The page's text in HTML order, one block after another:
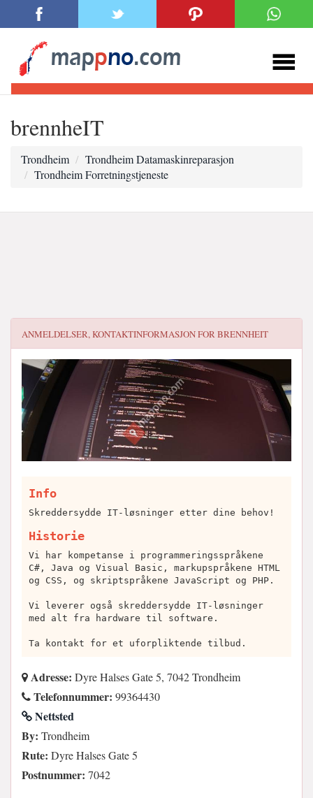
brennheIT
Trondheim
Trondheim Datamaskinreparasjon
Trondheim Forretningstjeneste
ANMELDELSER, KONTAKTINFORMASJON FORBRENNHEIT
Info
Skreddersydde IT-løsninger etter dine behov!
Historie
Vi har kompetanse i programmeringsspråkene
C#, Java og Visual Basic, markupspråkene HTML
og CSS, og skriptspråkene JavaScript og PHP.
Vi leverer også skreddersydde IT-løsninger
med alt fra hardware til software.
Ta kontakt for et uforpliktende tilbud.
Adresse: Dyre Halses Gate 5, 7042 Trondheim
Telefonnummer: 99364430
Nettsted
By: Trondheim
Rute: Dyre Halses Gate 5
Postnummer: 7042